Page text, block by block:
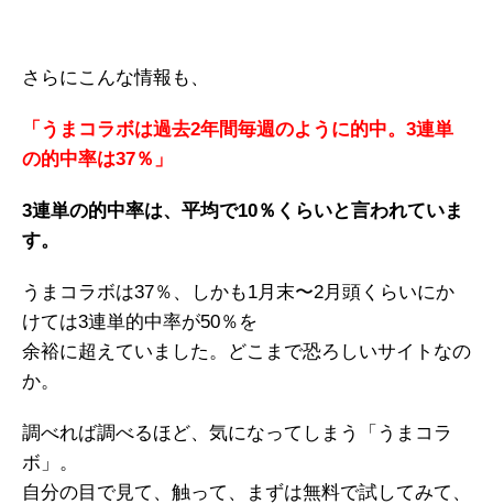
さらにこんな情報も、
「うまコラボは過去2年間毎週のように的中。3連単
の的中率は37％」
3連単の的中率は、平均で10％くらいと言われていま
す。
うまコラボは37％、しかも1月末〜2月頭くらいにか
けては3連単的中率が50％を
余裕に超えていました。どこまで恐ろしいサイトなの
か。
調べれば調べるほど、気になってしまう「うまコラ
ボ」。
自分の目で見て、触って、まずは無料で試してみて、